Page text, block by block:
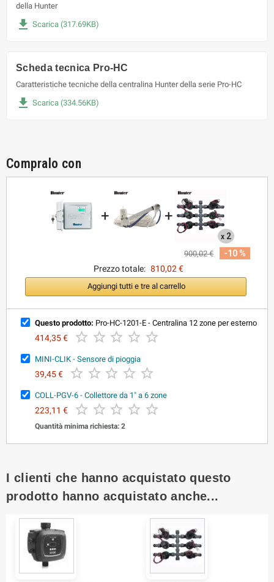
della Hunter
file_download Scarica (317.69KB)
Scheda tecnica Pro-HC
Caratteristiche tecniche della centralina Hunter della serie Pro-HC
file_download Scarica (334.56KB)
Compralo con
+ +
x2
900,02 €
-10 %
Prezzo totale: 810,02 €
Aggiungi tutti e tre al carrello
Questo prodotto: Pro-HC-1201-E - Centralina 12 zone per esterno
414,35 €     
MINI-CLIK - Sensore di pioggia
39,45 €     
COLL-PGV-6 - Collettore da 1" a 6 zone
223,11 €     
Quantità minima richiesta: 2
I clienti che hanno acquistato questo
prodotto hanno acquistato anche...